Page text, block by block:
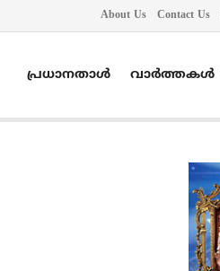
About Us Contact Us
പ്രധാനതാൾ വാർത്തകൾ